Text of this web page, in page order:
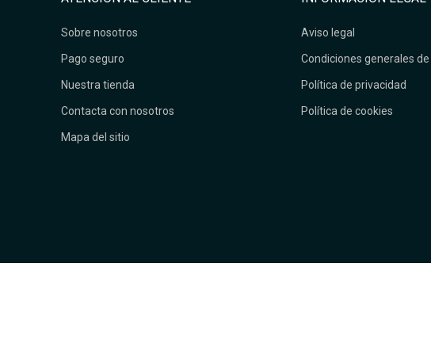
Sobre nosotros
Pago seguro
Nuestra tienda
Contacta con nosotros
Mapa del sitio
Aviso legal
Condiciones generales
Política de privacidad
Política de cookies